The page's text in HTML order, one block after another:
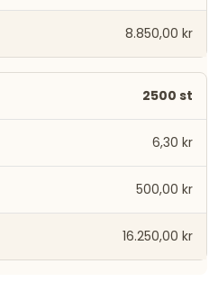
8.850,00 kr
2500 st
6,30 kr
500,00 kr
16.250,00 kr